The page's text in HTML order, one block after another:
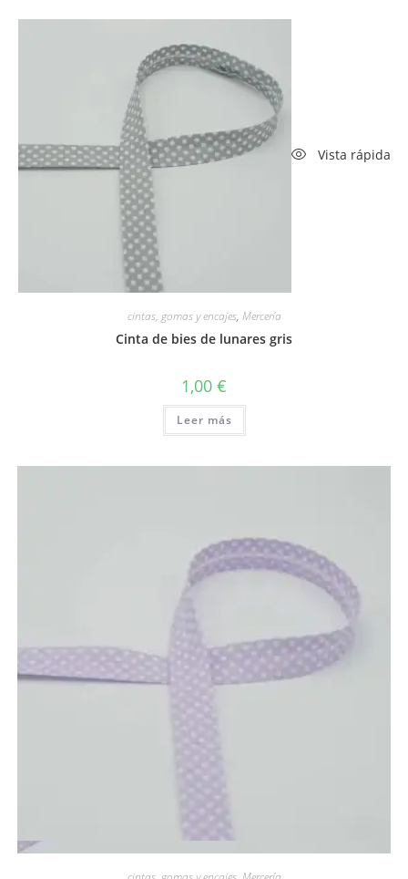
Vista rápida
cintas, gomas y encajes, Mercería
Cinta de bies de lunares gris
1,00 €
Leer más
Vista rápida